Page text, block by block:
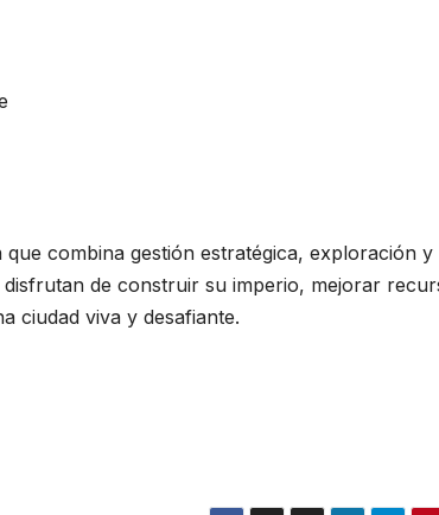
combina gestión estratégica, exploración y
de construir su imperio, mejorar
ciudad viva y desafiante.